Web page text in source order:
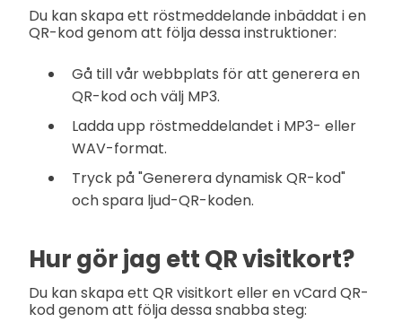
Du kan skapa ett röstmeddelande inbäddat i en
QR-kod genom att följa dessa instruktioner:
Gå till vår webbplats för att generera en
QR-kod och välj MP3.
Ladda upp röstmeddelandet i MP3- eller
WAV-format.
Tryck på "Generera dynamisk QR-kod"
och spara ljud-QR-koden.
Hur gör jag ett QR visitkort?
Du kan skapa ett QR visitkort eller en vCard QR-
kod genom att följa dessa snabba steg: